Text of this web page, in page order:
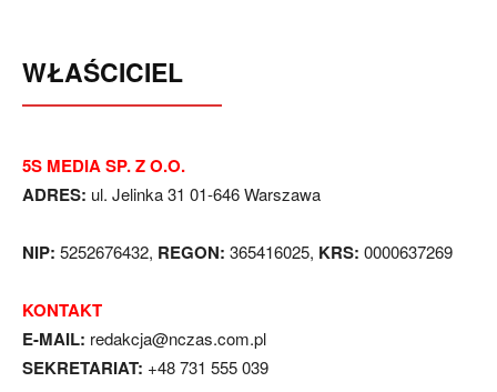
WŁAŚCICIEL
5S MEDIA SP. Z O.O.
ADRES: ul. Jelinka 31 01-646 Warszawa
NIP: 5252676432, REGON: 365416025, KRS: 0000637269
KONTAKT
E-MAIL: redakcja@nczas.com.pl
SEKRETARIAT: +48 731 555 039